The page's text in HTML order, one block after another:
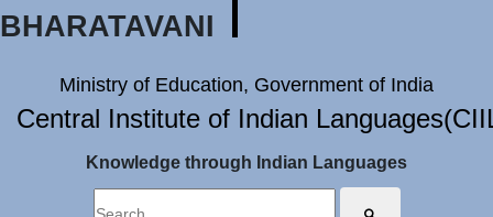
BHARATAVANI
Ministry of Education, Government of India
Central Institute of Indian
Knowledge through Indian Languages